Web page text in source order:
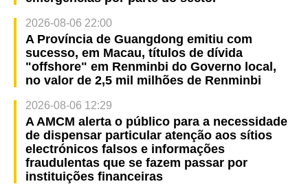
2026-08-06 22:00
A Província de Guangdong emitiu com
sucesso, em Macau, títulos de dívida
"offshore" em Renminbi do Governo local,
no valor de 2,5 mil milhões de Renminbi
2026-08-06 12:29
A AMCM alerta o público para a necessidade
de dispensar particular atenção aos sítios
electrónicos falsos e informações
fraudulentas que se fazem passar por
instituições financeiras